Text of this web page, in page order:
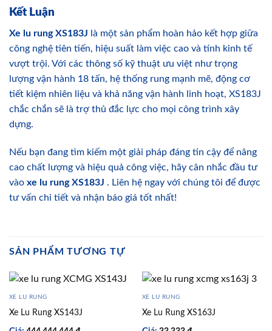
Kết Luận
Xe lu rung XS183J là một sản phẩm hoàn hảo kết hợp giữa
công nghệ tiên tiến, hiệu suất làm việc cao và tính kinh tế
vượt trội. Với các thông số kỹ thuật ưu việt như trọng
lượng vận hành 18 tấn, hệ thống rung mạnh mẽ, động cơ
tiết kiệm nhiên liệu và khả năng vận hành linh hoạt, XS183J
chắc chắn sẽ là trợ thủ đắc lực cho mọi công trình xây
dựng.
Nếu bạn đang tìm kiếm một giải pháp đáng tin cậy để nâng
cao chất lượng và hiệu quả công việc, hãy cân nhắc đầu tư
vào xe lu rung XS183J . Liên hệ ngay với chúng tôi để được
tư vấn chi tiết và nhận báo giá tốt nhất!
SẢN PHẨM TƯƠNG TỰ
XE LU RUNG
Xe Lu Rung XS143J
XE LU RUNG
Xe Lu Rung XS163J